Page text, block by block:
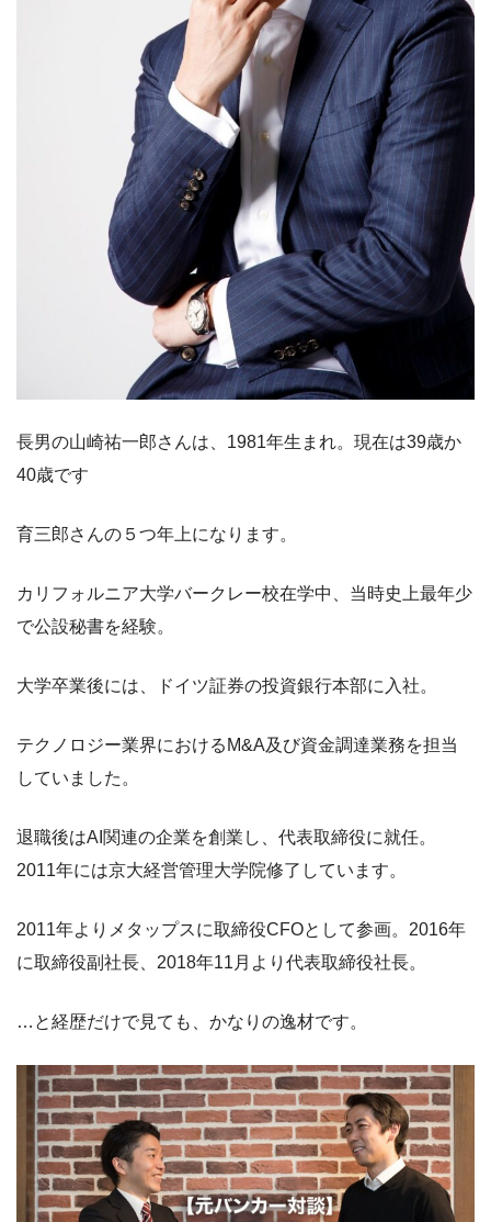
長男の山崎祐一郎さんは、1981年生まれ。現在は39歳か
40歳です
育三郎さんの５つ年上になります。
カリフォルニア大学バークレー校在学中、当時史上最年少
で公設秘書を経験。
大学卒業後には、ドイツ証券の投資銀行本部に入社。
テクノロジー業界におけるM&A及び資金調達業務を担当
していました。
退職後はAI関連の企業を創業し、代表取締役に就任。
2011年には京大経営管理大学院修了しています。
2011年よりメタップスに取締役CFOとして参画。2016年
に取締役副社長、2018年11月より代表取締役社長。
…と経歴だけで見ても、かなりの逸材です。